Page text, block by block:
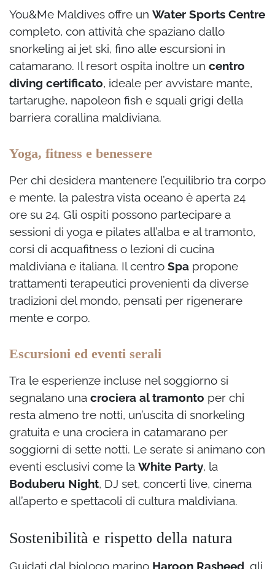
You&Me Maldives offre un Water Sports Centre
completo, con attività che spaziano dallo
snorkeling ai jet ski, fino alle escursioni in
catamarano. Il resort ospita inoltre un centro
diving certificato, ideale per avvistare mante,
tartarughe, napoleon fish e squali grigi della
barriera corallina maldiviana.
Yoga, fitness e benessere
Per chi desidera mantenere l’equilibrio tra corpo
e mente, la palestra vista oceano è aperta 24
ore su 24. Gli ospiti possono partecipare a
sessioni di yoga e pilates all’alba e al tramonto,
corsi di acquafitness o lezioni di cucina
maldiviana e italiana. Il centro Spa propone
trattamenti terapeutici provenienti da diverse
tradizioni del mondo, pensati per rigenerare
mente e corpo.
Escursioni ed eventi serali
Tra le esperienze incluse nel soggiorno si
segnalano una crociera al tramonto per chi
resta almeno tre notti, un’uscita di snorkeling
gratuita e una crociera in catamarano per
soggiorni di sette notti. Le serate si animano con
eventi esclusivi come la White Party, la
Boduberu Night, DJ set, concerti live, cinema
all’aperto e spettacoli di cultura maldiviana.
Sostenibilità e rispetto della natura
Guidati dal biologo marino Haroon Rasheed , gli